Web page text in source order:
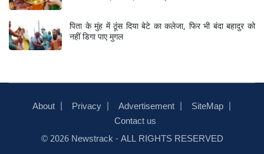
पिता के मुंह में ठूंस दिया बेटे का कलेजा, फिर भी बंदा बहादुर को
नहीं डिगा पाए मुगल
About Privacy Advertisement
SiteMap
Contact us
© 2026Newstrack- ALL RIGHTS RESERVED